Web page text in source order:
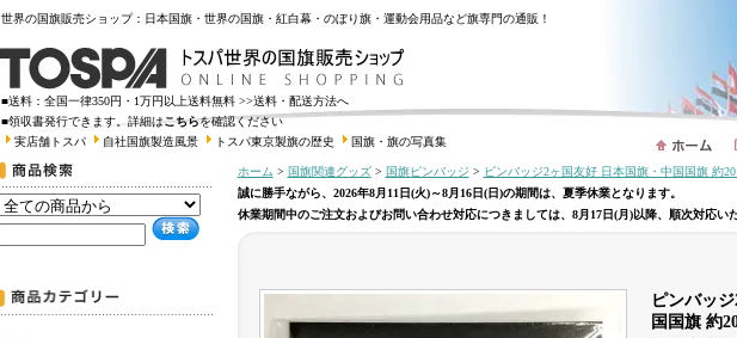
世界の国旗販売ショップ：日本国旗・世界の国旗・紅白幕・のぼり旗・運動会用品など旗専門の通販！
■送料：全国一律350円・1万円以上送料無料 >>送料・配送方法へ
■領収書発行できます。詳細はこちらを確認ください
実店舗トスパ
自社国旗製造風景 トスパ東京製旗の歴史 国旗・旗の写真集
ホーム > 国旗関連グッズ> 国旗ピンバッジ > ピンバッジ2ヶ国友好 日本国旗・中国国旗 約
誠に勝手ながら、2026年8月11日(火)～8月16日(日)の期間は、夏季休業となります。
休業期間中のご注文およびお問い合わせ対応につきましては、8月17日(月)以降、順次対応いた
ピンバッ
国国旗 約